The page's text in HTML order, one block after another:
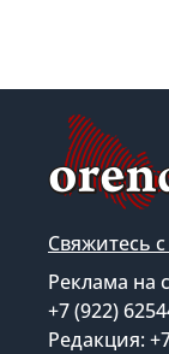
Свяжитесь
Реклама на
+7 (922)
Редакция: